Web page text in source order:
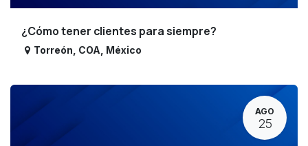
¿Cómo tener clientes para siempre?
Torreón COA México
AGO
25